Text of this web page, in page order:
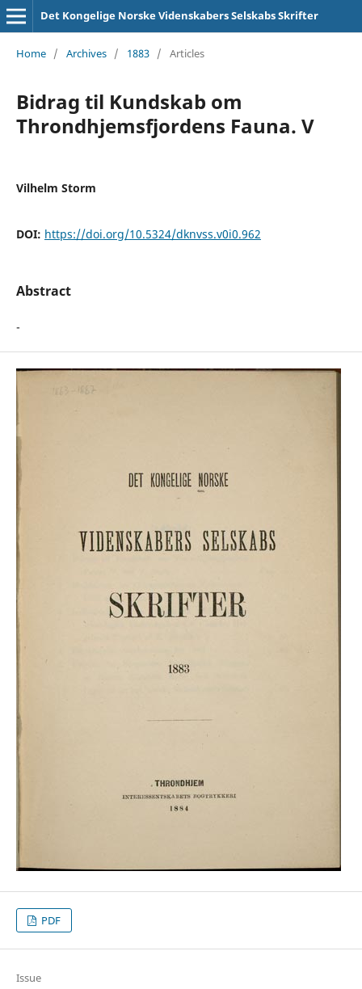
Det Kongelige Norske Videnskabers Selskabs Skrifter
Home / Archives / 1883 / Articles
Bidrag til Kundskab om
Throndhjemsfjordens Fauna. V
Vilhelm Storm
DOI: https://doi.org/10.5324/dknvss.v0i0.962
Abstract
-
PDF
Issue